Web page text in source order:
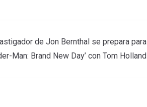
de Jon Bernthal se prepara para
Man: Brand New Day’ con Tom Holland